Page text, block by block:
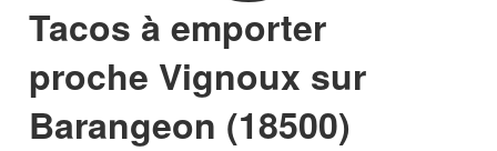
Tacos à emporter
proche Vignoux sur
Barangeon (18500)